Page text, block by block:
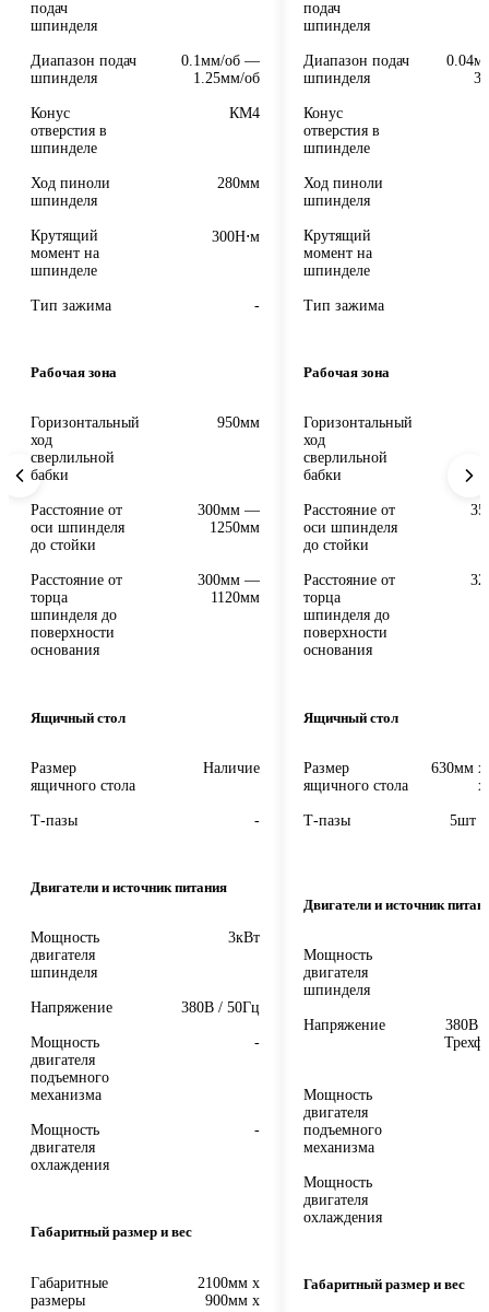
подач
шпинделя
Диапазон подач
шпинделя
0.1мм/об —
1.25мм/об
Конус
отверстия в
шпинделе
КМ4
Ход пиноли
шпинделя
280мм
Крутящий
момент на
шпинделе
300Н⋅м
Тип зажима -
Рабочая зона
Горизонтальный
ход
сверлильной
бабки
950мм
Расстояние от
оси шпинделя
до стойки
300мм —
1250мм
Расстояние от
торца
шпинделя до
поверхности
основания
300мм —
1120мм
Ящичный стол
Размер
ящичного стола
Наличие
Т-пазы -
Двигатели и источник питания
Мощность
двигателя
шпинделя
3кВт
Напряжение 380В / 50Гц
Мощность
двигателя
подъемного
механизма
-
Мощность
двигателя
охлаждения
-
Габаритный размер и вес
Габаритные
размеры
2100мм x
900мм x
подач
шпинделя
Диапазон подач
шпинделя
Конус
отверстия в
шпинделе
Ход пиноли
шпинделя
Крутящий
момент на
шпинделе
Тип зажима
Рабочая зона
Горизонтальный
ход
сверлильной
бабки
Расстояние от
оси шпинделя
до стойки
Расстояние от
торца
шпинделя до
поверхности
основания
Ящичный стол
Размер
ящичного стола
630мм
x
Т-пазы 5шт /
Двигатели и источник
Мощность
двигателя
шпинделя
Напряжение
380В
Мощность
двигателя
подъемного
механизма
Мощность
двигателя
охлаждения
Габаритный размер и вес